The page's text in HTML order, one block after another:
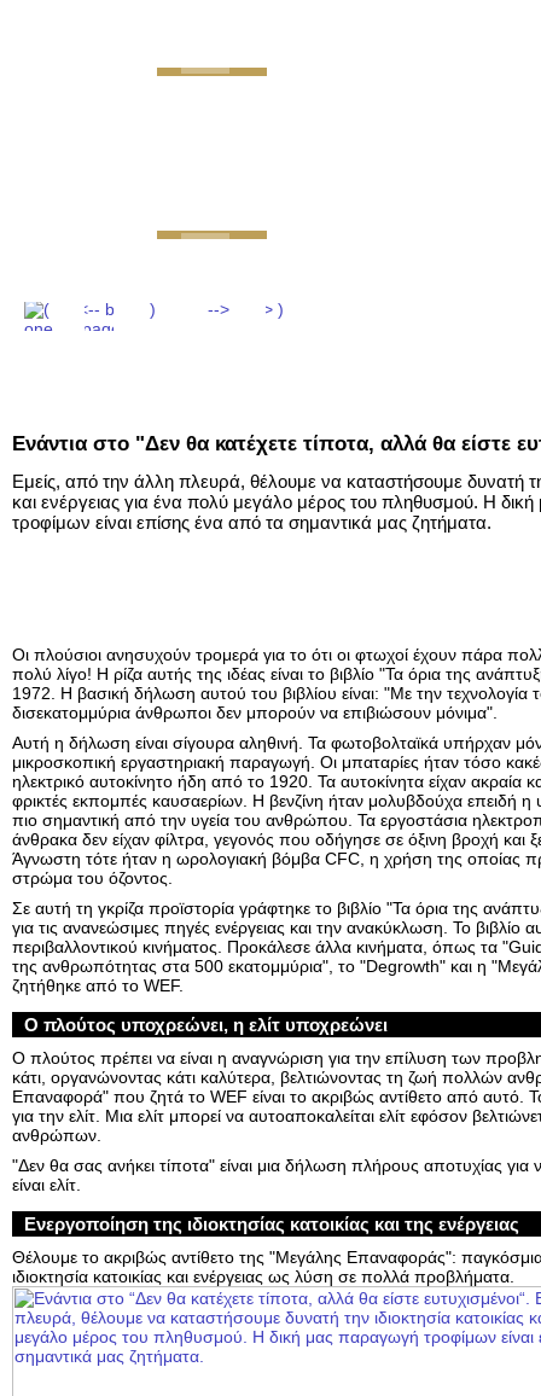
Ενάντια στο "Δεν θα κατέχετε τίποτα, αλλά θα είστε
Εμείς, από την άλλη πλευρά, θέλουμε να καταστήσουμε δυνατή την
και ενέργειας για ένα πολύ μεγάλο μέρος του πληθυσμού. Η
τροφίμων είναι επίσης ένα από τα σημαντικά μας ζητήματα.
Οι πλούσιοι ανησυχούν τρομερά για το ότι οι φτωχοί έχουν πάρα
πολύ λίγο! Η ρίζα αυτής της ιδέας είναι το βιβλίο "Τα όρια της
1972. Η βασική δήλωση αυτού του βιβλίου είναι: "Με την τεχνολογία
δισεκατομμύρια άνθρωποι δεν μπορούν να επιβιώσουν μόνιμα".
Αυτή η δήλωση είναι σίγουρα αληθινή. Τα φωτοβολταϊκά υπήρχαν
μικροσκοπική εργαστηριακή παραγωγή. Οι μπαταρίες ήταν τόσο
ηλεκτρικό αυτοκίνητο ήδη από το 1920. Τα αυτοκίνητα είχαν ακραία
φρικτές εκπομπές καυσαερίων. Η βενζίνη ήταν μολυβδούχα επειδή η
πιο σημαντική από την υγεία του ανθρώπου. Τα εργοστάσια
άνθρακα δεν είχαν φίλτρα, γεγονός που οδήγησε σε όξινη βροχή και
Άγνωστη τότε ήταν η ωρολογιακή βόμβα CFC, η χρήση της οποίας
στρώμα του όζοντος.
Σε αυτή τη γκρίζα προϊστορία γράφτηκε το βιβλίο "Τα όρια της
για τις ανανεώσιμες πηγές ενέργειας και την ανακύκλωση. Το βιβλίο
περιβαλλοντικού κινήματος. Προκάλεσε άλλα κινήματα, όπως τα
της ανθρωπότητας στα 500 εκατομμύρια", το "Degrowth" και η
ζητήθηκε από το WEF.
Ο πλούτος υποχρεώνει, η ελίτ υποχρεώνει
Ο πλούτος πρέπει να είναι η αναγνώριση για την επίλυση των
κάτι, οργανώνοντας κάτι καλύτερα, βελτιώνοντας τη ζωή πολλών
Επαναφορά" που ζητά το WEF είναι το ακριβώς αντίθετο από αυτό. Το
για την ελίτ. Μια ελίτ μπορεί να αυτοαποκαλείται ελίτ εφόσον
ανθρώπων.
"Δεν θα σας ανήκει τίποτα" είναι μια δήλωση πλήρους αποτυχίας για
είναι ελίτ.
Ενεργοποίηση της ιδιοκτησίας κατοικίας και της ενέργειας
Θέλουμε το ακριβώς αντίθετο της "Μεγάλης Επαναφοράς":
ιδιοκτησία κατοικίας και ενέργειας ως λύση σε πολλά προβλήματα.